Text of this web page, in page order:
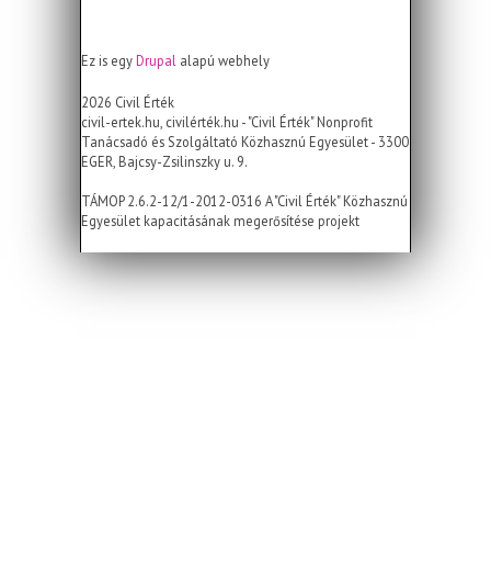
Ez is egyDrupal alapú webhely
2026 Civil Érték
civil-ertek.hu, civilérték.hu - "Civil Érték" Nonprofit
Tanácsadó és Szolgáltató Közhasznú Egyesület - 3300
EGER, Bajcsy-Zsilinszky u. 9.
TÁMOP 2.6.2-12/1-2012-0316 A "Civil Érték" Közhasznú
Egyesület kapacitásának megerősítése projekt